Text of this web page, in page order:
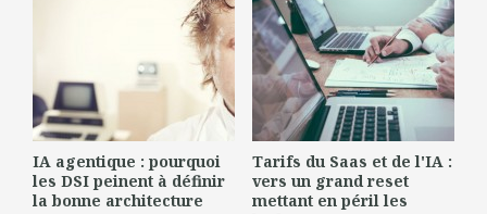
IA agentique : pourquoi
les DSI peinent à définir
la bonne architecture
Tarifs du Saas et de l'IA :
vers un grand reset
mettant en péril les